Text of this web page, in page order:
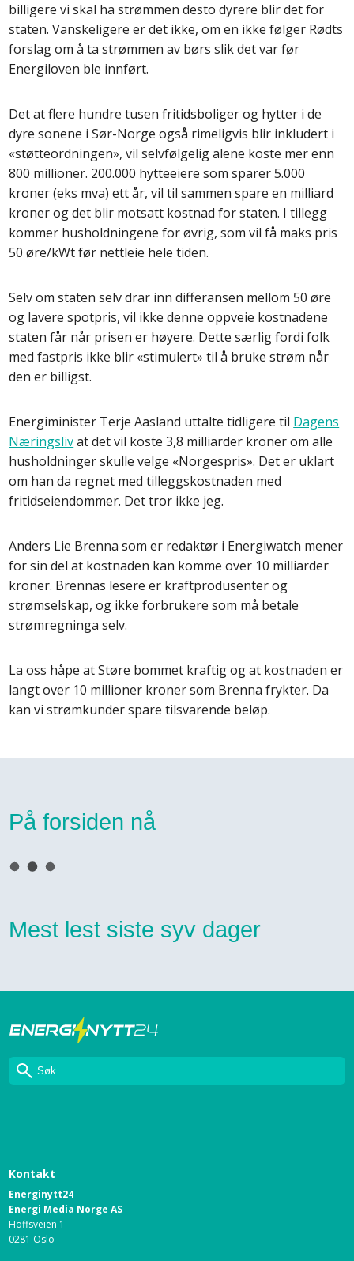
billigere vi skal ha strømmen desto dyrere blir det for
staten. Vanskeligere er det ikke, om en ikke følger Rødts
forslag om å ta strømmen av børs slik det var før
Energiloven ble innført.
Det at flere hundre tusen fritidsboliger og hytter i de
dyre sonene i Sør-Norge også rimeligvis blir inkludert i
«støtteordningen», vil selvfølgelig alene koste mer enn
800 millioner. 200.000 hytteeiere som sparer 5.000
kroner (eks mva) ett år, vil til sammen spare en milliard
kroner og det blir motsatt kostnad for staten. I tillegg
kommer husholdningene for øvrig, som vil få maks pris
50 øre/kWt før nettleie hele tiden.
Selv om staten selv drar inn differansen mellom 50 øre
og lavere spotpris, vil ikke denne oppveie kostnadene
staten får når prisen er høyere. Dette særlig fordi folk
med fastpris ikke blir «stimulert» til å bruke strøm når
den er billigst.
Energiminister Terje Aasland uttalte tidligere til Dagens
Næringslivat det vil koste 3,8 milliarder kroner om alle
husholdninger skulle velge «Norgespris». Det er uklart
om han da regnet med tilleggskostnaden med
fritidseiendommer. Det tror ikke jeg.
Anders Lie Brenna som er redaktør i Energiwatch mener
for sin del at kostnaden kan komme over 10 milliarder
kroner. Brennas lesere er kraftprodusenter og
strømselskap, og ikke forbrukere som må betale
strømregninga selv.
La oss håpe at Støre bommet kraftig og at kostnaden er
langt over 10 millioner kroner som Brenna frykter. Da
kan vi strømkunder spare tilsvarende beløp.
På forsiden nå
Mest lest siste syv dager
Søk
Kontakt
Energinytt24
Energi Media Norge AS
Hoffsveien 1
0281 Oslo